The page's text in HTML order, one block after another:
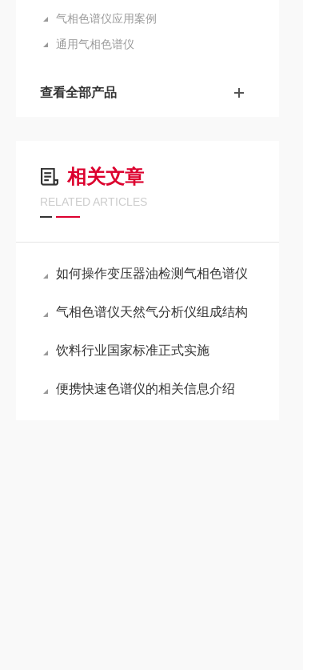
气相色谱仪应用案例
通用气相色谱仪
查看全部产品
相关文章
RELATED ARTICLES
如何操作变压器油检测气相色谱仪
气相色谱仪天然气分析仪组成结构
饮料行业国家标准正式实施
便携快速色谱仪的相关信息介绍